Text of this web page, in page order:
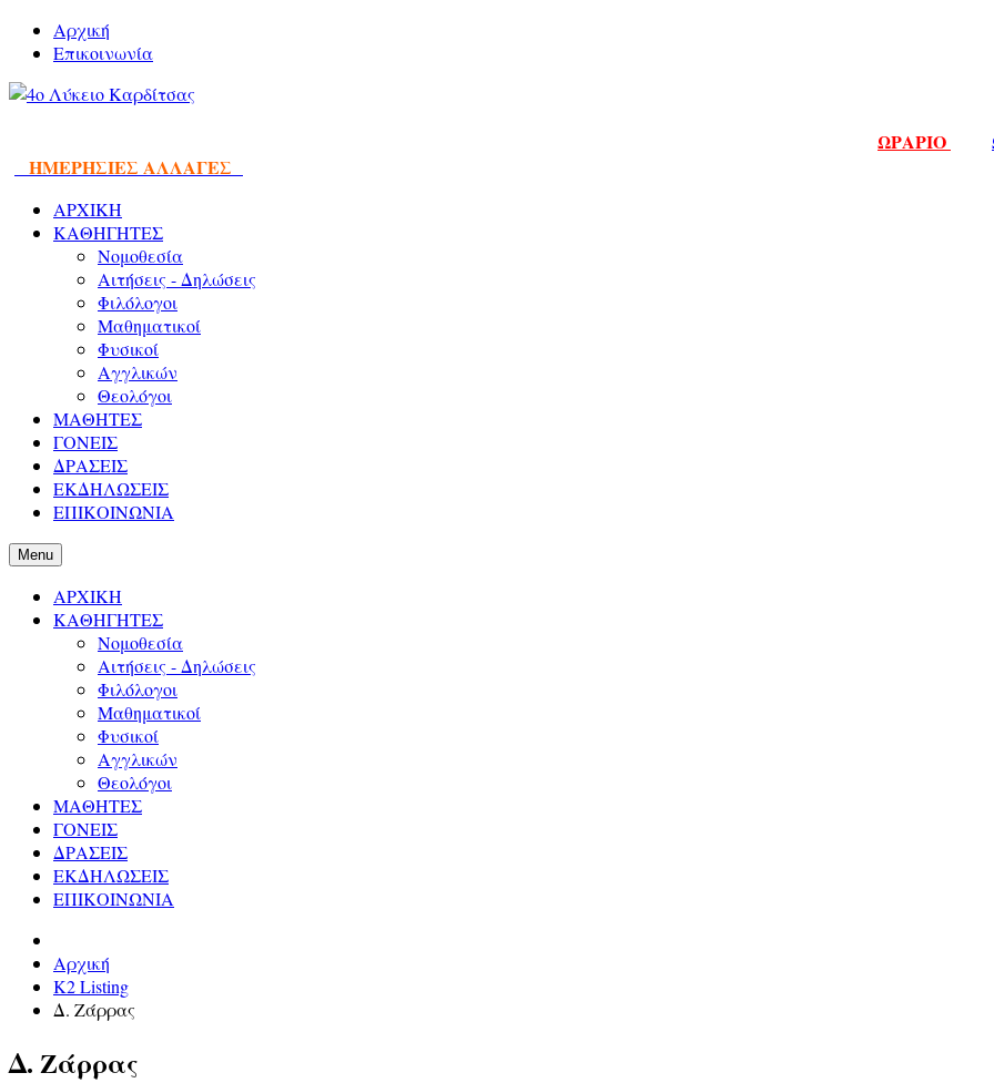
Αρχική
Επικοινωνία
ΩΡΑΡΙΟ
ΗΜΕΡΗΣΙΕΣ ΑΛΛΑΓΕΣ
ΑΡΧΙΚΗ
ΚΑΘΗΓΗΤΕΣ
Νομοθεσία
Αιτήσεις - Δηλώσεις
Φιλόλογοι
Μαθηματικοί
Φυσικοί
Αγγλικών
Θεολόγοι
ΜΑΘΗΤΕΣ
ΓΟΝΕΙΣ
ΔΡΑΣΕΙΣ
ΕΚΔΗΛΩΣΕΙΣ
ΕΠΙΚΟΙΝΩΝΙΑ
Menu
ΑΡΧΙΚΗ
ΚΑΘΗΓΗΤΕΣ
Νομοθεσία
Αιτήσεις - Δηλώσεις
Φιλόλογοι
Μαθηματικοί
Φυσικοί
Αγγλικών
Θεολόγοι
ΜΑΘΗΤΕΣ
ΓΟΝΕΙΣ
ΔΡΑΣΕΙΣ
ΕΚΔΗΛΩΣΕΙΣ
ΕΠΙΚΟΙΝΩΝΙΑ
Αρχική
K2 Listing
Δ. Ζάρρας
Δ. Ζάρρας